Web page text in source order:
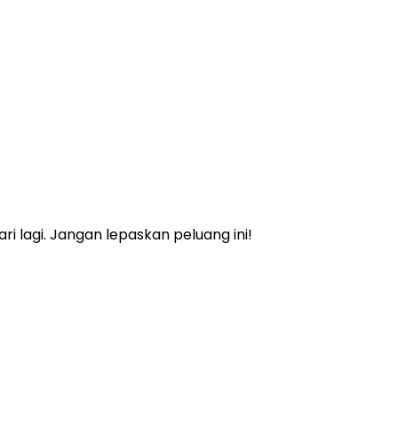
lagi. Jangan lepaskan peluang ini!